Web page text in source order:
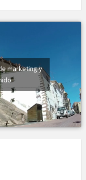
marketing y